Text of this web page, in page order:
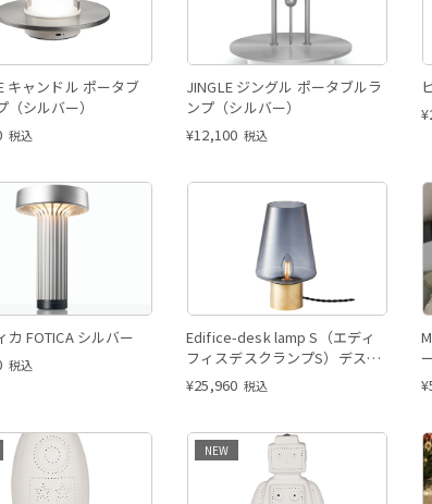
キャンドル ポータブ
（シルバー）
税込
JINGLE ジングル ポータブルラ
ンプ（シルバー）
¥12,100 税込
¥
カ FOTICA シルバー
税込
Edifice-desk lamp S（エディ
フィスデスクランプS）デスク
ランプ
¥25,960 税込
¥
NEW